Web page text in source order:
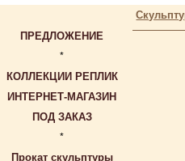
ПРЕДЛОЖЕНИЕ
*
КОЛЛЕКЦИИ РЕПЛИК
ИНТЕРНЕТ-МАГАЗИН
ПОД ЗАКАЗ
*
Прокат скульптуры